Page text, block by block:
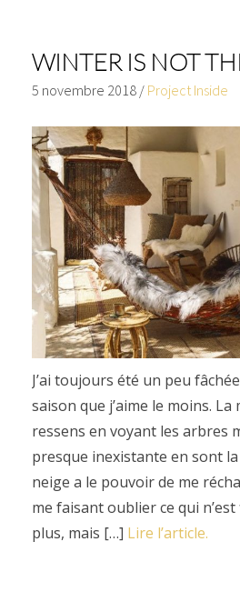
WINTER IS NOT
5 novembre 2018/ Project Inside
J’ai toujours été un peu fâchée
saison que j’aime le moins.
ressens en voyant les arbres
presque inexistante en sont la
neige a le pouvoir de me
me faisant oublier ce qui
plus, mais […] Lire l’article.